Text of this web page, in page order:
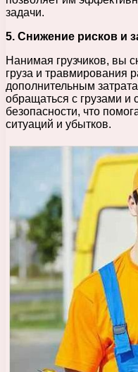
задачи.
5. Снижение рисков и
Нанимая грузчиков, вы
груза и травмирования
дополнительным
обращаться с грузами и
безопасности, что
ситуаций и убытков.